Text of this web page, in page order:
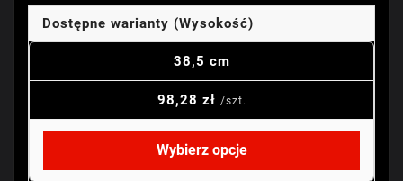
Dostępne warianty (Wysokość)
38,5 cm
98,28 zł /szt.
Wybierz opcje